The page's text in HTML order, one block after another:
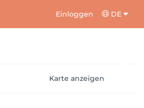
Einloggen DE
Karte anzeigen